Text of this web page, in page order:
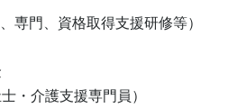
専門、資格取得支援研修等）
・介護支援専門員）